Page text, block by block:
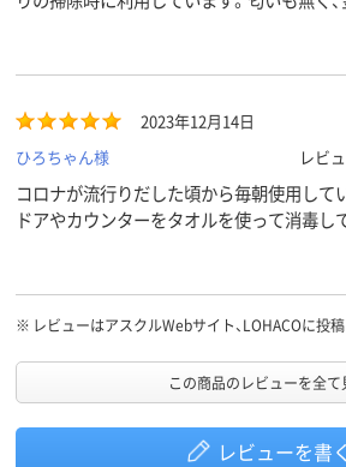
2023年12月14日
ひろちゃん様
レビ
コロナが流行りだした頃から毎朝使用して
ドアやカウンターをタオルを使って消毒し
さっぱりしているので4年間この品を使い
※ レビューはアスクルWebサイト、LOHACOに投
この商品のレビューを全て
レビューを書く